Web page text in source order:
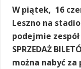
W piątek, 16
Leszno na
podejmie
SPRZEDAŻ
można nabyć